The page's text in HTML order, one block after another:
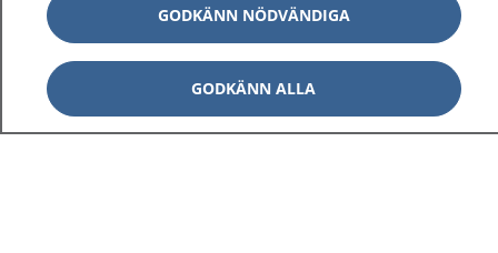
Om 1177 Visa
Kontakt Visa
GODKÄNN NÖDVÄNDIGA
GODKÄNN ALLA